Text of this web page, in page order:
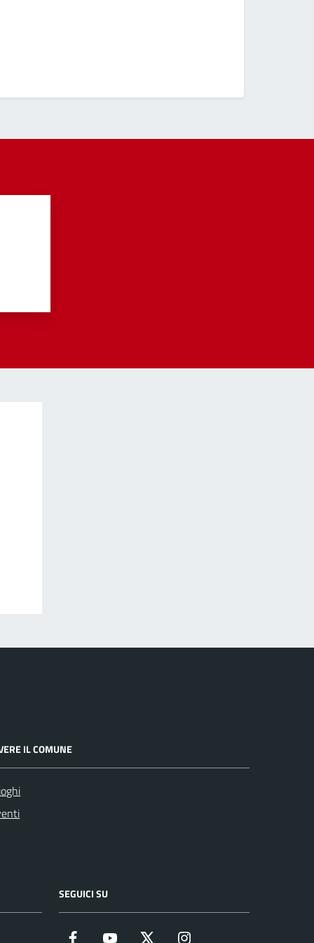
IL COMUNE
SEGUICI SU
Facebook YouTube Twitter